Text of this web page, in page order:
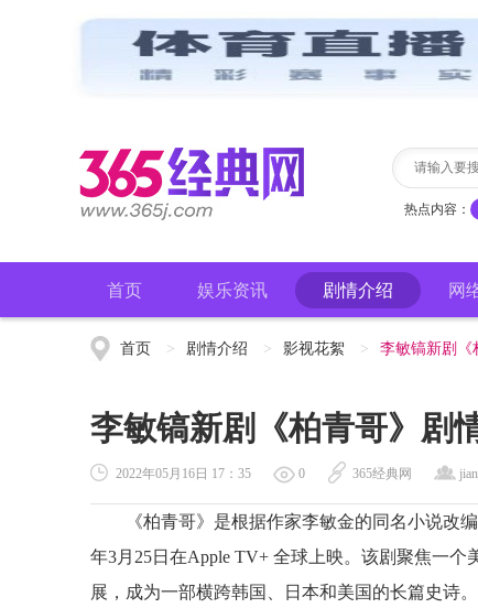
热点内容：
首页 娱乐资讯 剧情介绍 网
首页 > 剧情介绍 > 影视花絮 > 李敏镐新剧《
李敏镐新剧《柏青哥》剧
2022年05月16日 17：35 0 365经典网
《柏青哥》是根据作家李敏金的同名小说改
年3月25日在Apple TV+ 全球上映。该剧聚焦一
展，成为一部横跨韩国、日本和美国的长篇史诗。